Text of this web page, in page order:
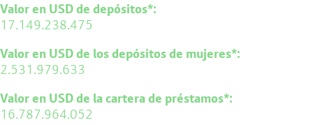
Valor en USD de depósitos*:
17.149.238.475
Valor en USD de los depósitos de mujeres*:
2.531.979.633
Valor en USD de la cartera de préstamos*:
16.787.964.052